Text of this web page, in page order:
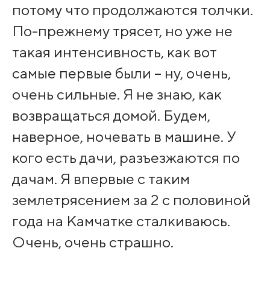
потому что продолжаются толчки.
По-прежнему трясет, но уже не
такая интенсивность, как вот
самые первые были – ну, очень,
очень сильные. Я не знаю, как
возвращаться домой. Будем,
наверное, ночевать в машине. У
кого есть дачи, разъезжаются по
дачам. Я впервые с таким
землетрясением за 2 с половиной
года на Камчатке сталкиваюсь.
Очень, очень страшно.